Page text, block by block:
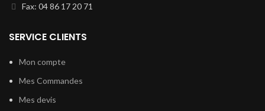
Fax: 04 86 17 20 71
SERVICE CLIENTS
Mon compte
Mes Commandes
Mes devis